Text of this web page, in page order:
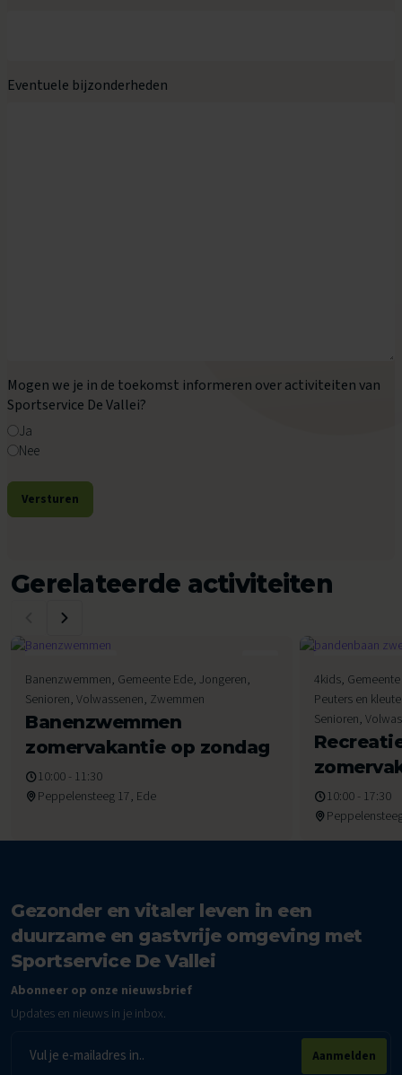
Eventuele bijzonderheden
Mogen we je in de toekomst informeren over activiteiten van
Sportservice De Vallei?
Ja
Nee
Versturen
Gerelateerde activiteiten
Banenzwemmen, Gemeente Ede, Jongeren,
Senioren, Volwassenen, Zwemmen
Banenzwemmen
zomervakantie op zondag
10:00 - 11:30
Peppelensteeg 17, Ede
Augustus 2026
4kids,
Peuters en
Senioren,
10:00 - 17:30
Gezonder en vitaler leven in een
duurzame en gastvrije omgeving met
Sportservice De Vallei
Abonneer op onze nieuwsbrief
Updates en nieuws in je inbox.
mailadres
Aanmelden